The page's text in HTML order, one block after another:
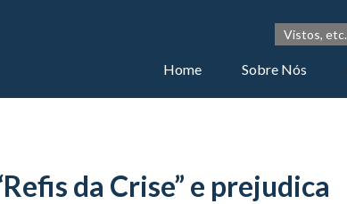
Vistos, etc.
Home Sobre Nós
da Crise” e prejudica